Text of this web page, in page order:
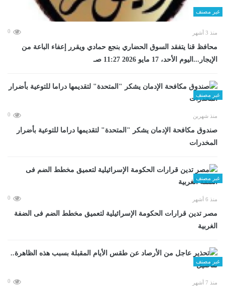
غير مصنف
منذ 3 أشهر 0
محافظ قنا يتفقد السوق الحضاري بنجع حمادي ويقرر إعفاء الباعة من
الإيجار...اليوم الأحد، 17 مايو 2026 11:27 صـ
غير مصنف
منذ شهرين 0
صندوق مكافحة الإدمان يشكر "المتحدة" لتقديمها دراما للتوعية بأضرار
المخدرات
غير مصنف
منذ 6 أشهر 0
مصر تدين قرارات الحكومة الإسرائيلية لتعميق مخطط الضم فى الضفة
الغربية
غير مصنف
منذ 7 أشهر 0